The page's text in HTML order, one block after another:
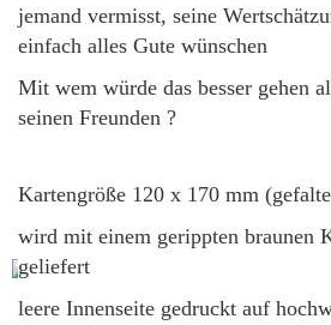
jemand vermisst, seine
einfach alles Gute wünschen
Mit wem würde das besser gehen
seinen Freunden ?
Kartengröße 120 x 170 mm
wird mit einem gerippten braunen
geliefert
leere Innenseite gedruckt auf